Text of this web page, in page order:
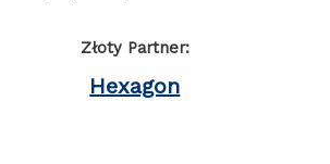
Złoty Partner:
Hexagon